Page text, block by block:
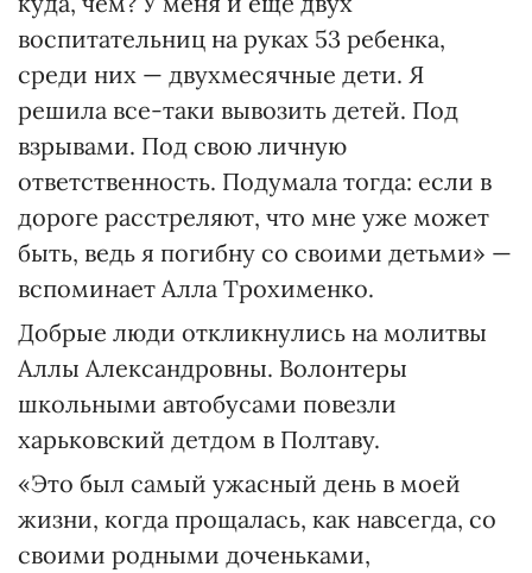
воспитательниц на руках 53 ребенка,
среди них — двухмесячные дети. Я
решила все-таки вывозить детей. Под
взрывами. Под свою личную
ответственность. Подумала тогда: если в
дороге расстреляют, что мне уже может
быть, ведь я погибну со своими детьми» —
вспоминает Алла Трохименко.
Добрые люди откликнулись на молитвы
Аллы Александровны. Волонтеры
школьными автобусами повезли
харьковский детдом в Полтаву.
«Это был самый ужасный день в моей
жизни, когда прощалась, как навсегда, со
своими родными доченьками,